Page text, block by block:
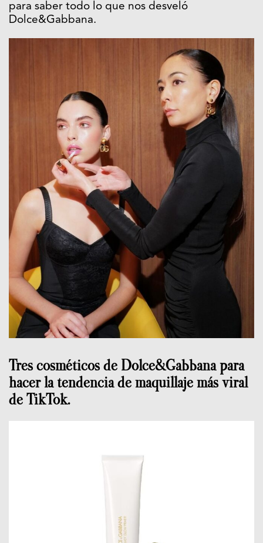
para saber todo lo que nos desveló
Dolce&Gabbana.
Tres cosméticos de Dolce&Gabbana para
hacer la tendencia de maquillaje más viral
de TikTok.